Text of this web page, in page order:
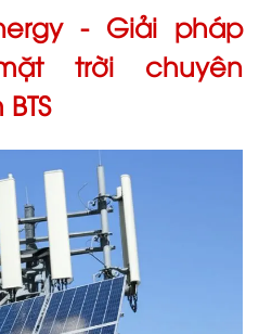
- Giải pháp
trời chuyên